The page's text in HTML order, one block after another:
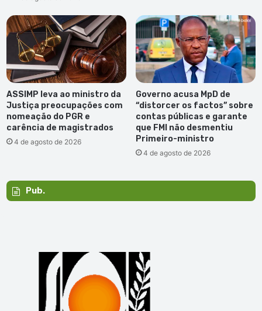
ASSIMP leva ao ministro da
Justiça preocupações com
nomeação do PGR e
carência de magistrados
4 de agosto de 2026
Governo acusa MpD de
“distorcer os factos” sobre
contas públicas e garante
que FMI não desmentiu
Primeiro-ministro
4 de agosto de 2026
Pub.